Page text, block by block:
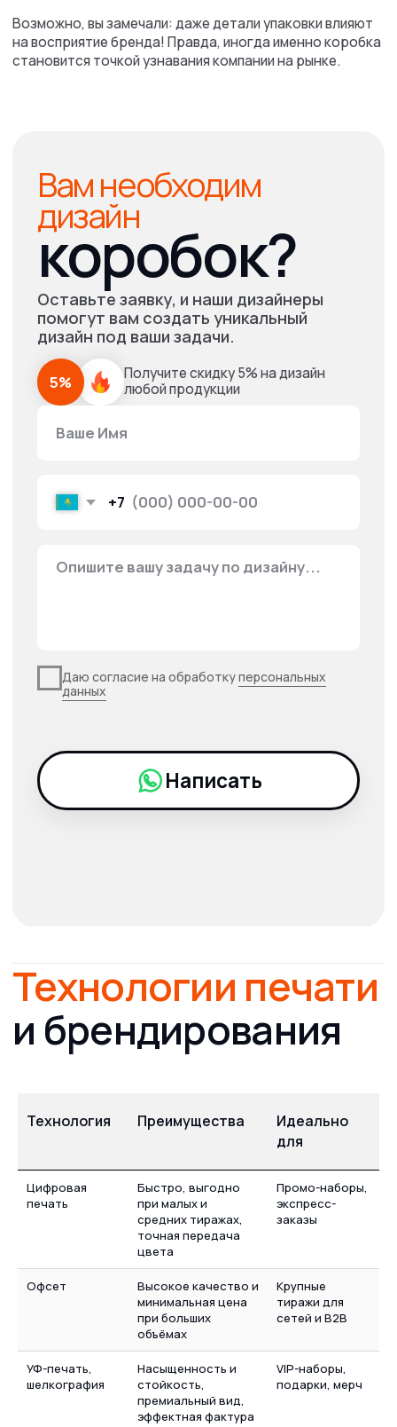
Технология Преимущества
Идеально
для
Цифровая
печать
Быстро, выгодно
при малых и
средних тиражах,
точная передача
цвета
Промо-наборы,
экспресс-
заказы
Офсет
Высокое качество и
минимальная цена
при больших
объёмах
Крупные
тиражи для
сетей и B2B
УФ-печать,
шелкография
Насыщенность и
стойкость,
премиальный вид,
эффектная фактура
VIP-наборы,
подарки, мерч
Как оформить
экономят ваше
время
Выберите тип и форму коробки (крышка-дно,
книжка, слайдер, двойной борт) и технологию
брендирования.
пожелания по внутреннему оформлению.
Загрузите макет (или воспользуйтесь онлайн-
конструктором в 2 клика).
Ожидайте расчёт — персональный менеджер
всегда на связи.
Согласуйте макет и сроки. Доставим в офис или
на склад по всему Казахстану и СНГ.
Возможен заказ пакетов под ключ — для новогодних,
бонусами для корпоративных клиентов.
У вас срочный заказ?
поможем!
Репутация.
Реальные отзывы корпоративных клиентов —
портфолио и подтверждённое качество.
Работаем на рынке B2B c 2012 года. Более 2 000
000 выполненных заказов.
Сертифицированные экологичные материалы.
Гарантия соблюдения брендбука крупных
федеральных и международных компаний.
Вопросы? Всё пункты договора прозрачны,
персональный менеджер на связи. При необходимости
— отправим тестовый образец перед запуском партии.
Требования дляпечати